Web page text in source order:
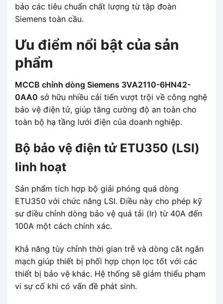
bảo các tiêu chuẩn chất lượng từ tập đoàn
Siemens toàn cầu.
Ưu điểm nổi bật của sản
phẩm
MCCB chỉnh dòng Siemens 3VA2110-6HN42-
0AA0 sở hữu nhiều cải tiến vượt trội về công nghệ
bảo vệ điện tử, giúp tăng cường độ an toàn cho
toàn bộ hạ tầng lưới điện của doanh nghiệp.
Bộ bảo vệ điện tử ETU350 (LSI)
linh hoạt
Sản phẩm tích hợp bộ giải phóng quá dòng
ETU350 với chức năng LSI. Điều này cho phép kỹ
sư điều chỉnh dòng bảo vệ quá tải (Ir) từ 40A đến
100A một cách chính xác.
Khả năng tùy chỉnh thời gian trễ và dòng cắt ngắn
mạch giúp thiết bị phối hợp chọn lọc tốt với các
thiết bị bảo vệ khác. Hệ thống sẽ giảm thiểu phạm
vi sự cố khi có vấn đề phát sinh.